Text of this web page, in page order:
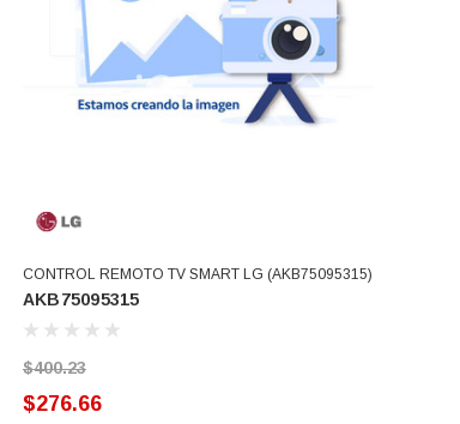
CONTROL REMOTO TV SMART LG (AKB75095315)
AKB75095315
$400.23
$276.66